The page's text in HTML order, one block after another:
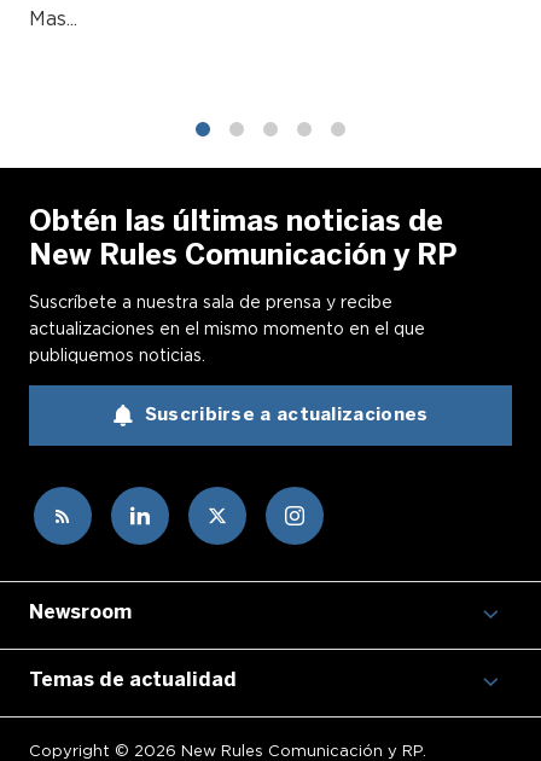
Mas...
Obtén las últimas noticias de
New Rules Comunicación y RP
Suscríbete a nuestra sala de prensa y recibe
actualizaciones en el mismo momento en el que
publiquemos noticias.
Suscribirse a actualizaciones
Newsroom
Temas de actualidad
Copyright © 2026 New Rules Comunicación y RP.